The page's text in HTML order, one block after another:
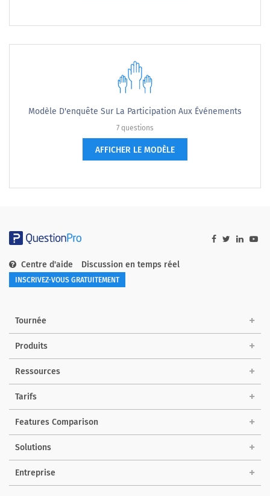
Modèle D'enquête Sur La Participation Aux Événements
7 questions
AFFICHER LE MODÈLE
Centre d'aide Discussion en temps réel
INSCRIVEZ-VOUS GRATUITEMENT
Tournée
Produits
Ressources
Tarifs
Features Comparison
Solutions
Entreprise